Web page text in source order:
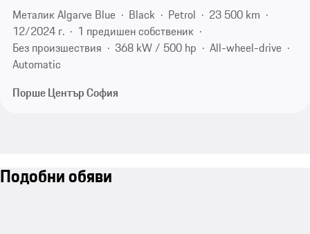
Металик Algarve Blue
Black Petrol
23 500 km
12/2024 г.
1 предишен собственик
Без произшествия
368 kW / 500 hp
All-wheel-drive
Automatic
Порше Център София
Подобни обяви